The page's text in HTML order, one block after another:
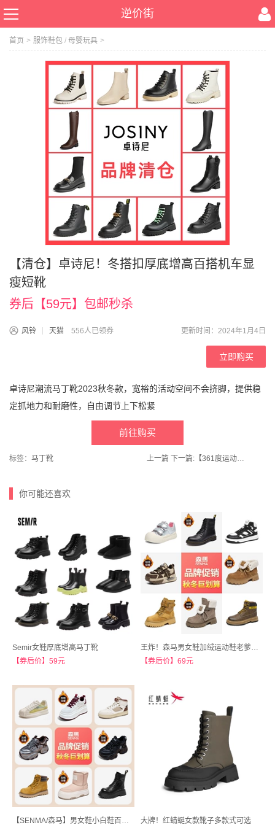
逆价街
首页 > 服饰鞋包 / 母婴玩具 >
【清仓】卓诗尼！冬搭扣厚底增高百搭机车显
瘦短靴
券后【59元】包邮秒杀
风铃 天猫 556人已领券 更新时间：2024年1月4日
立即购买
卓诗尼潮流马丁靴2023秋冬款，宽裕的活动空间不会挤脚，提供稳
定抓地力和耐磨性，自由调节上下松紧
前往购买
标签： 马丁靴 上一篇 下一篇: 【361度运动户外旗舰店】运动裤秋冬针织九分裤男女宽松休闲裤
你可能还喜欢
Semir女鞋厚底增高马丁靴
【券后价】59元
王炸！森马男女鞋加绒运动鞋老爹鞋马丁靴
【券后价】69元
【SENMA/森马】男女鞋小白鞋百搭靴子老爹鞋 大牌！红蜻蜓女款靴子多款式可选